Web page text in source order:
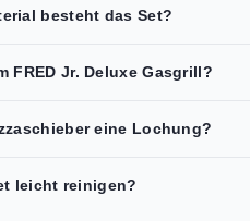
besteht das Set?
FRED Jr. Deluxe Gasgrill?
eine Lochung?
leicht reinigen?